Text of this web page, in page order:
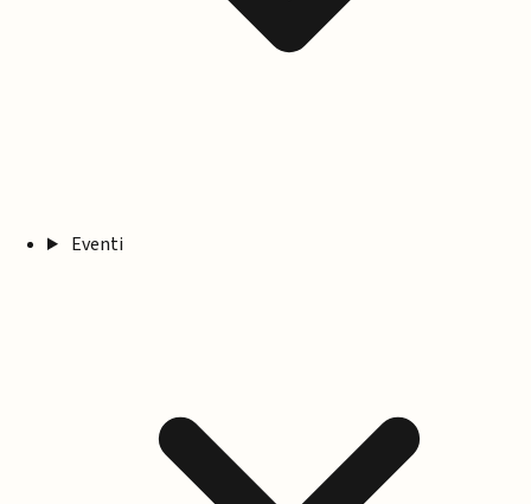
Eventi